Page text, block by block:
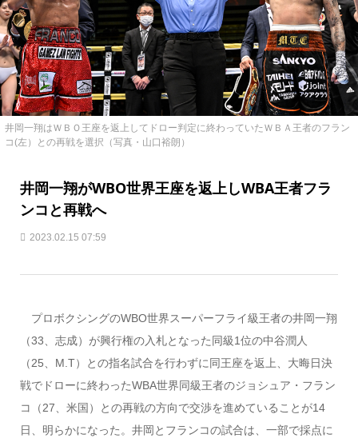
井岡一翔はＷＢＯ王座を返上してドロー判定に終わっていたＷＢＡ王者のフラン
コ(左）との再戦を選択（写真・山口裕朗）
井岡一翔がWBO世界王座を返上しWBA王者フラ
ンコと再戦へ
2023.02.15 07:59
プロボクシングのWBO世界スーパーフライ級王者の井岡一翔
（33、志成）が興行権の入札となった同級1位の中谷潤人
（25、M.T）との指名試合を行わずに同王座を返上、大晦日決
戦でドローに終わったWBA世界同級王者のジョシュア・フラン
コ（27、米国）との再戦の方向で交渉を進めていることが14
日、明らかになった。井岡とフランコの試合は、一部で採点に